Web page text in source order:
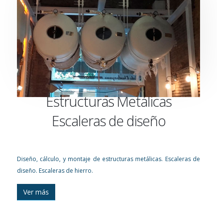
Estructuras Metálicas
Escaleras de diseño
Diseño, cálculo, y montaje de estructuras metálicas. Escaleras de
diseño. Escaleras de hierro.
Ver más